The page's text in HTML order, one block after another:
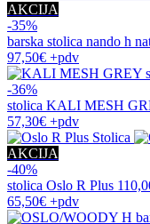
AKCIJA
-35%
barska stolica nando h
97,50€ +pdv
-36%
stolica KALI MESH
57,30€ +pdv
AKCIJA
-40%
stolica Oslo R Plus
65,50€ +pdv